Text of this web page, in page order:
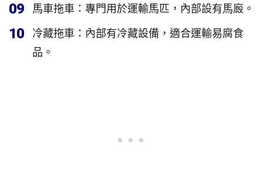
09 馬車拖車：專門用於運輸馬匹，內部設有馬廄。
10
冷藏拖車：內部有冷藏設備，適合運輸易腐食
品。